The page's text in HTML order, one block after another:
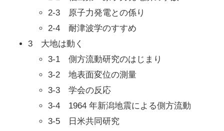
2-3 原子力発電との係り
2-4 耐津波学のすすめ
3 大地は動く
3-1 側方流動研究のはじまり
3-2 地表面変位の測量
3-3 学会の反応
3-4 1964 年新潟地震による側方流動
3-5 日米共同研究